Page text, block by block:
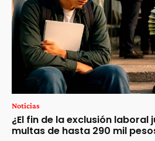
Noticias
¿El fin de la exclusión laboral
multas de hasta 290 mil